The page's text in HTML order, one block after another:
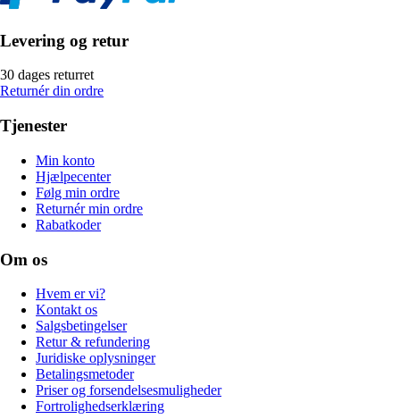
Levering og retur
30 dages returret
Returnér din ordre
Tjenester
Min konto
Hjælpecenter
Følg min ordre
Returnér min ordre
Rabatkoder
Om os
Hvem er vi?
Kontakt os
Salgsbetingelser
Retur & refundering
Juridiske oplysninger
Betalingsmetoder
Priser og forsendelsesmuligheder
Fortrolighedserklæring